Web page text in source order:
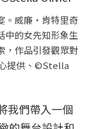
。威廉·肯特里奇
中的女先知形象生
，作品引發觀眾對
提供、©Stella